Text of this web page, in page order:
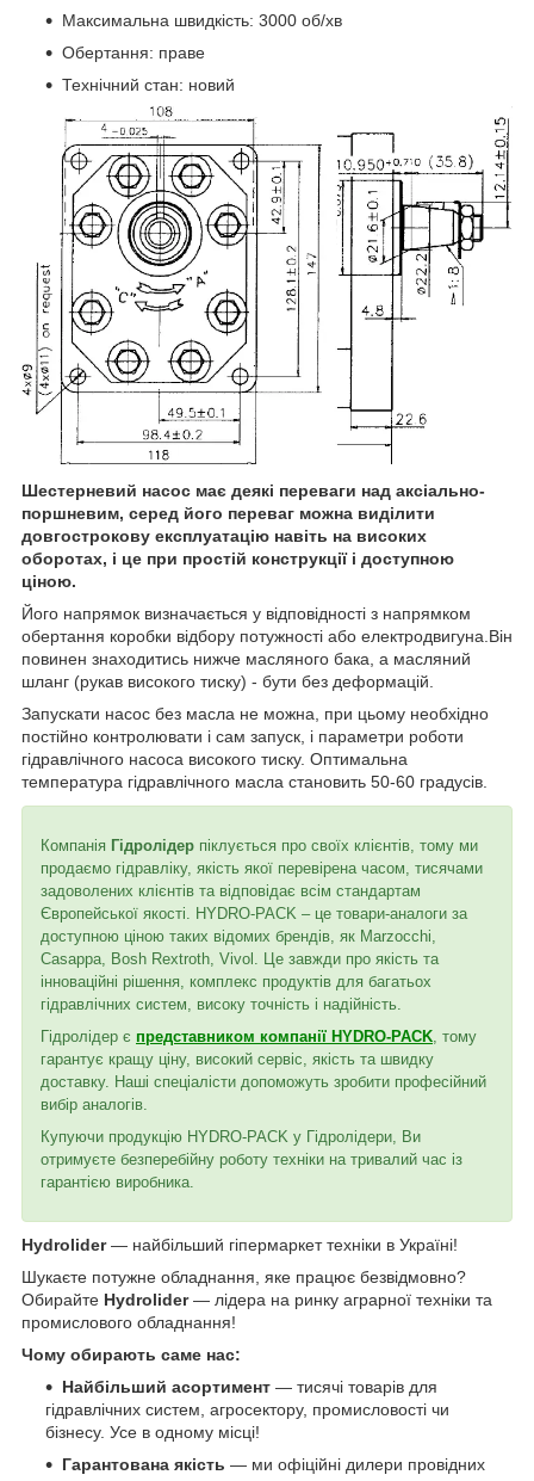
Максимальна швидкість: 3000 об/хв
Обертання: праве
Технічний стан: новий
Шестерневий насос має деякі переваги над аксіально-
поршневим, серед його переваг можна виділити
довгострокову експлуатацію навіть на високих
оборотах, і це при простій конструкції і доступною
ціною.
Його напрямок визначається у відповідності з напрямком
обертання коробки відбору потужності або електродвигуна.Він
повинен знаходитись нижче масляного бака, а масляний
шланг (рукав високого тиску) - бути без деформацій.
Запускати насос без масла не можна, при цьому необхідно
постійно контролювати і сам запуск, і параметри роботи
гідравлічного насоса високого тиску. Оптимальна
температура гідравлічного масла становить 50-60 градусів.
Компанія Гідролідер піклується про своїх клієнтів, тому ми
продаємо гідравліку, якість якої перевірена часом, тисячами
задоволених клієнтів та відповідає всім стандартам
Європейської якості. HYDRO-PACK – це товари-аналоги за
доступною ціною таких відомих брендів, як Marzocchi,
Casappa, Bosh Rextroth, Vivol. Це завжди про якість та
інноваційні рішення, комплекс продуктів для багатьох
гідравлічних систем, високу точність і надійність.
Гідролідер є представником компанії HYDRO-PACK , тому
гарантує кращу ціну, високий сервіс, якість та швидку
доставку. Наші спеціалісти допоможуть зробити професійний
вибір аналогів.
Купуючи продукцію HYDRO-PACK у Гідролідери, Ви
отримуєте безперебійну роботу техніки на тривалий час із
гарантією виробника.
Hydrolider— найбільший гіпермаркет техніки в Україні!
Шукаєте потужне обладнання, яке працює безвідмовно?
Обирайте Hydrolider— лідера на ринку аграрної техніки та
промислового обладнання!
Чому обирають саме нас:
Найбільший асортимент — тисячі товарів для
гідравлічних систем, агросектору, промисловості чи
бізнесу. Усе в одному місці!
Гарантована якість — ми офіційні дилери провідних